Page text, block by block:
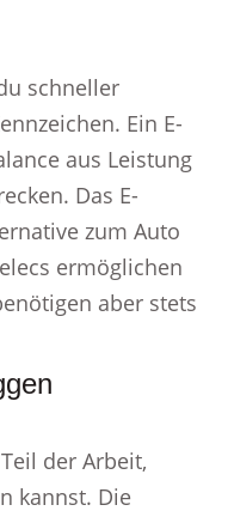
schneller
Ein E-
aus Leistung
Das E-
zum Auto
ermöglichen
aber stets
der Arbeit,
kannst. Die